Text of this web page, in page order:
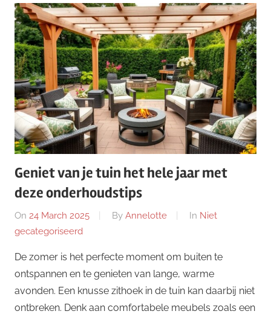
Geniet van je tuin het hele jaar met
deze onderhoudstips
On 24 March 2025 By Annelotte In Niet
gecategoriseerd
De zomer is het perfecte moment om buiten te
ontspannen en te genieten van lange, warme
avonden. Een knusse zithoek in de tuin kan daarbij niet
ontbreken. Denk aan comfortabele meubels zoals een